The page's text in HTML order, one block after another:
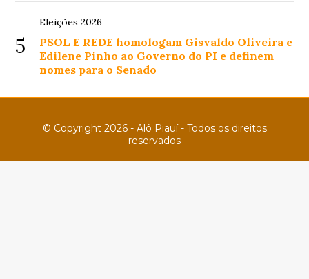
5
Eleições 2026
PSOL E REDE homologam Gisvaldo Oliveira e
Edilene Pinho ao Governo do PI e definem
nomes para o Senado
© Copyright 2026 - Alô Piauí - Todos os direitos
reservados